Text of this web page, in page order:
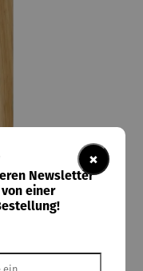
×
Newsletter
einer